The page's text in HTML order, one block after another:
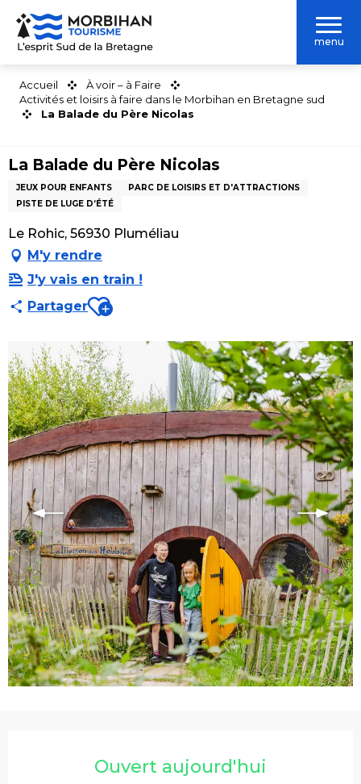
Aller
contenu
menu
Accueil
À voir – à Faire
Activités et loisirs à faire dans le Morbihan en Bretagne sud
La Balade du Père Nicolas
La Balade du Père Nicolas
JEUX POUR ENFANTS
PARC DE LOISIRS ET D'ATTRACTIONS
PISTE DE LUGE D’ÉTÉ
Le Rohic, 56930 Pluméliau
M'y rendre
J'y vais en train !
PartagerAjouter aux favoris
Ouvert aujourd'hui